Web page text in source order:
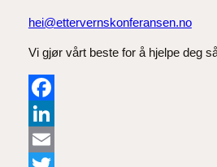
hei@ettervernskonferansen.no
Vi gjør vårt beste for å hjelpe deg
Facebook
LinkedIn